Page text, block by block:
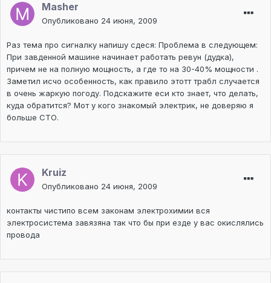
Masher
Опубликовано 24 июня, 2009
Раз тема про сигналку напишу сдеся: Проблема в следующем:
При завденной машине начинает работать ревун (дудка),
причем не на полную мощность, а где то на 30-40% мощности .
Заметил исчо особенность, как правило этотт трабл случается
в очень жаркую погоду. Подскажите еси кто знает, что делать,
куда обратится? Мот у кого знакомый электрик, не доверяю я
больше СТО.
Kruiz
Опубликовано 24 июня, 2009
контакты чистипо всем законам электрохимии вся
электросистема завязяна так что бы при езде у вас окислялись
провода